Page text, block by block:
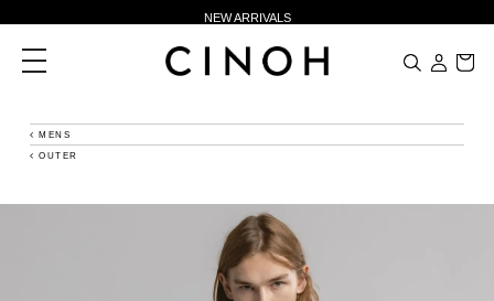
NEW ARRIVALS
新規会員登録500ポイントプレゼント
夏季休業に伴う一部業務休業のお知らせ
ニュースレター登録で¥1,000クーポン進呈
toggle
navigation
MENS
OUTER